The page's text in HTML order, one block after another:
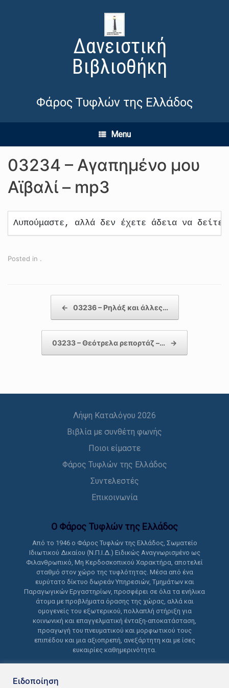
Δανειστική
Βιβλιοθήκη
Φάρος Τυφλών της Ελλάδος
Menu
03234 – Αγαπημένο μου
Αϊβαλί – mp3
Λυπούμαστε, αλλά δεν έχετε άδεια να δείτε
Posted in .
← 03236 – Ρηλάξ και άλλες…
03233 – Θεότρελα ρεπορτάζ –… →
Λήψη Καταλόγου 2026
Βιβλία με συνθέτη φωνής
Ποιοι είμαστε
Φάρος Τυφλών της Ελλάδος
Συντελεστές
Επικοινωνία
Ο Φάρος Τυφλών της Ελλάδoς
Από το 1946 ο Φάρος Τυφλών της Ελλάδος, Σωματείο
Ιδιωτικού Δικαίου (Ν.Π.Ι.Δ.) Ειδικώς Αναγνωρισμένο ως
Φιλανθρωπικό, Μη Κερδοσκοπικού Χαρακτήρα, αποτελεί
σταθμό στον χώρο της τυφλότητας. Μέσα από ένα
ευρύτατο δίκτυο δωρεάν Υπηρεσιών, Τμημάτων και
Παραγωγικών Εργαστηρίων, προσφέρει σε όλα τα ενήλικα
άτομα με προβλήματα όρασης της χώρας, αλλά και
ομογενείς του εξωτερικού, πολλαπλή στήριξη για
κοινωνική και επαγγελματική ένταξη-αποκατάσταση,
προαγωγή του πνευματικού και μορφωτικού τους
επιπέδου και μια αξιοπρεπή, ανεξάρτητη και με ίσες
ευκαιρίες καθημερινότητα.
Ειδοποίηση